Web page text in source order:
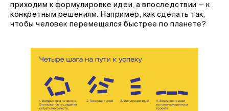
приходим к формулировке идеи, а впоследствии — к
конкретным решениям. Например, как сделать так,
чтобы человек перемещался быстрее по планете?